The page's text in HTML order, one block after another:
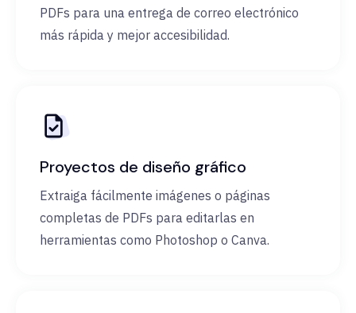
PDFs para una entrega de correo electrónico
más rápida y mejor accesibilidad.
Proyectos de diseño gráfico
Extraiga fácilmente imágenes o páginas
completas de PDFs para editarlas en
herramientas como Photoshop o Canva.